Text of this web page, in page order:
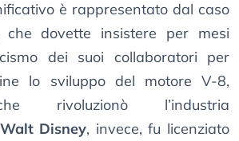
è rappresentato dal caso
che dovette insistere per mesi
dei suoi collaboratori per
lo sviluppo del motore V-8,
rivoluzionò l’industria
Walt Disney, invece, fu licenziato